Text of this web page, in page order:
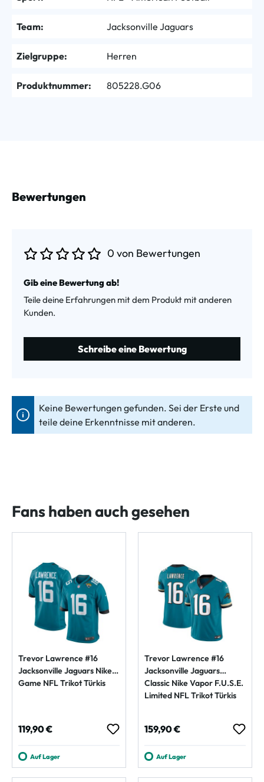
Team: Jacksonville Jaguars
Zielgruppe: Herren
Produktnummer: 805228.G06
Bewertungen
0 von Bewertungen
Gib eine Bewertung ab!
Teile deine Erfahrungen mit dem Produkt mit anderen
Kunden.
Schreibe eine Bewertung
Keine Bewertungen gefunden. Sei der Erste und
teile deine Erkenntnisse mit anderen.
Fans haben auch gesehen
Trevor Lawrence #16
Jacksonville Jaguars Nike
Game NFL Trikot Türkis
Regulärer Preis:
119,90 €
Auf Lager
Trevor Lawrence #16
Jacksonville Jaguars
Classic Nike Vapor F.U.S.E.
Limited NFL Trikot Türkis
Regulärer Preis:
159,90 €
Auf Lager